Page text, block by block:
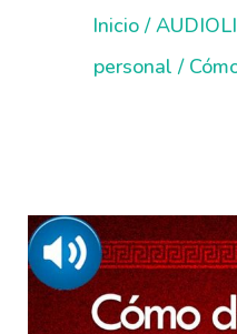
Inicio/
personal /